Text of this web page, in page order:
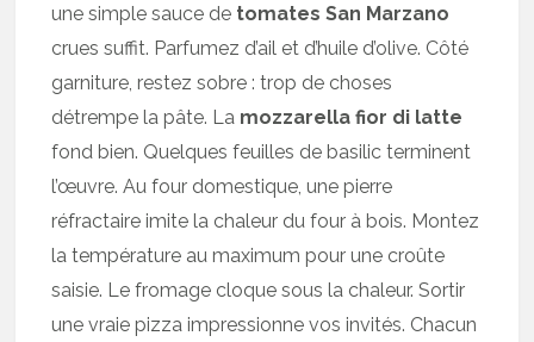
une simple sauce de tomates San Marzano
crues suffit. Parfumez d’ail et d’huile d’olive. Côté
garniture, restez sobre : trop de choses
détrempe la pâte. La mozzarella fior di latte
fond bien. Quelques feuilles de basilic terminent
l’œuvre. Au four domestique, une pierre
réfractaire imite la chaleur du four à bois. Montez
la température au maximum pour une croûte
saisie. Le fromage cloque sous la chaleur. Sortir
une vraie pizza impressionne vos invités. Chacun